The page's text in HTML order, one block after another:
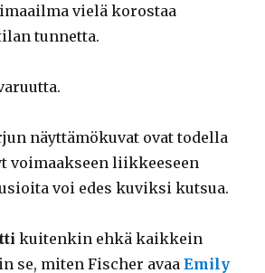
vielä korostaa
tunnetta.
näyttämökuvat ovat todella
voimaakseen liikkeeseen
voi edes kuviksi kutsua.
kuitenkin ehkä kaikkein
se, miten Fischer avaaEmily